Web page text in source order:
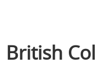
British